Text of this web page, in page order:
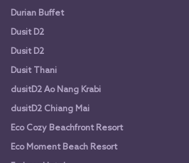
Durian Buffet
Dusit D2
Dusit D2
Dusit Thani
dusitD2 Ao Nang Krabi
dusitD2 Chiang Mai
Eco Cozy Beachfront Resort
Eco Moment Beach Resort